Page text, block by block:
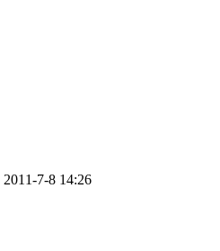
2011-7-8 14:26